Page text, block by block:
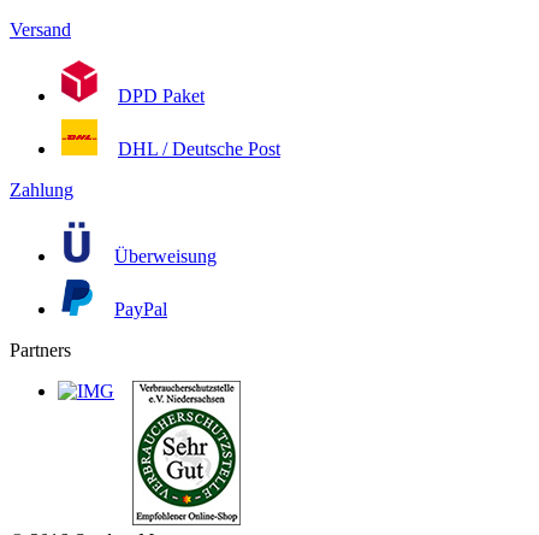
Versand
DPD Paket
DHL / Deutsche Post
Zahlung
Überweisung
PayPal
Partners